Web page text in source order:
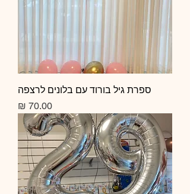
ספרת גיל בורוד עם בלונים לרצפה
מחיר